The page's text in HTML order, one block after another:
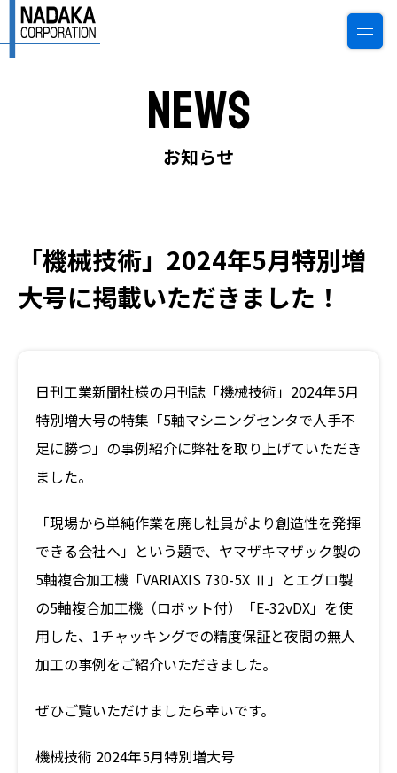
0774-22-6784
ご相談・見積もり
私たちについて
事業案内
製品・サービス
設備紹介
お知らせ
採用案内
プライバシーポリシー
JP EN
News
お知らせ
「機械技術」2024年5月特別増
大号に掲載いただきました！
日刊工業新聞社様の月刊誌「機械技術」2024年5月
特別増大号の特集「5軸マシニングセンタで人手不
足に勝つ」の事例紹介に弊社を取り上げていただき
ました。
「現場から単純作業を廃し社員がより創造性を発揮
できる会社へ」という題で、ヤマザキマザック製の
5軸複合加工機「VARIAXIS 730-5X Ⅱ」とエグロ製
の5軸複合加工機（ロボット付）「E-32vDX」を使
用した、1チャッキングでの精度保証と夜間の無人
加工の事例をご紹介いただきました。
ぜひご覧いただけましたら幸いです。
機械技術 2024年5月特別増大号